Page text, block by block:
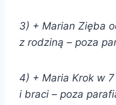
3) + Marian Zięba
z rodziną – poza
4) + Maria Krok w
i braci – poza